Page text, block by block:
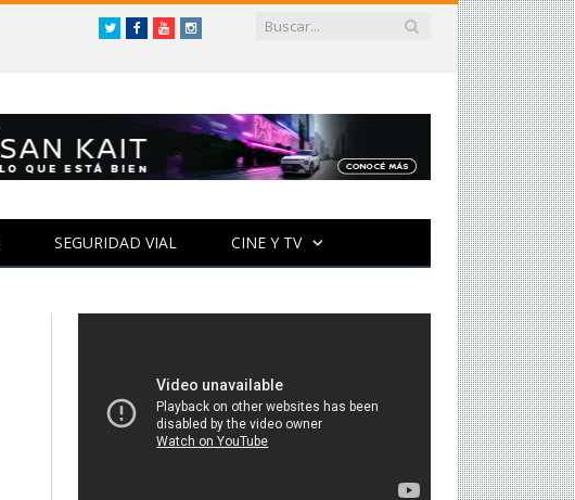
TwitterFacebookYouTubeInstagram
SEGURIDAD VIAL CINE Y TV